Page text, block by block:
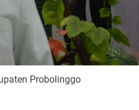
Probolinggo